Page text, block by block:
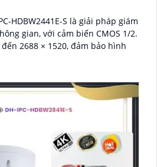
HDBW2441E-S là giải pháp giám
gian, với cảm biến CMOS 1/2.
2688 × 1520, đảm bảo hình